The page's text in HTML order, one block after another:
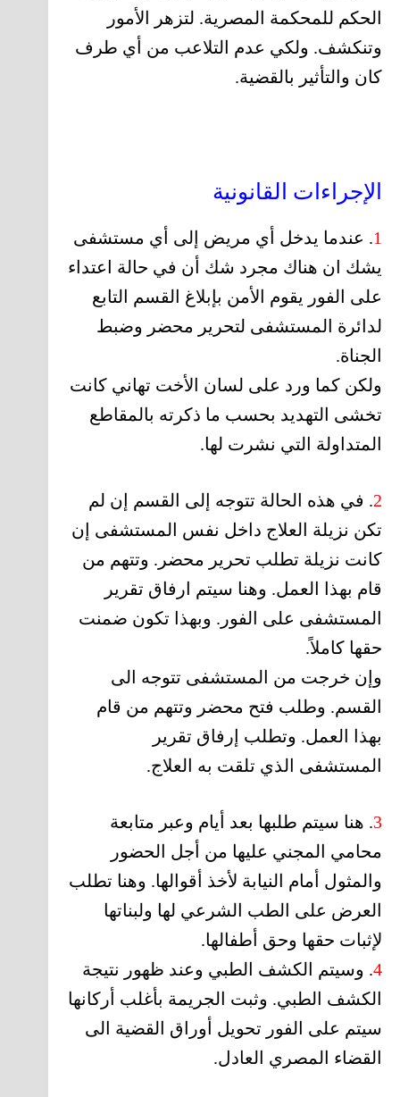
الحكم للمحكمة المصرية. لتزهر الأمور
وتنكشف. ولكي عدم التلاعب من أي طرف
كان والتأثير بالقضية.
الإجراءات القانونية
1. عندما يدخل أي مريض إلى أي مستشفى
يشك ان هناك مجرد شك أن في حالة اعتداء
على الفور يقوم الأمن بإبلاغ القسم التابع
لدائرة المستشفى لتحرير محضر وضبط
الجناة.
ولكن كما ورد على لسان الأخت تهاني كانت
تخشى التهديد بحسب ما ذكرته بالمقاطع
المتداولة التي نشرت لها.
2. في هذه الحالة تتوجه إلى القسم إن لم
تكن نزيلة العلاج داخل نفس المستشفى إن
كانت نزيلة تطلب تحرير محضر. وتتهم من
قام بهذا العمل. وهنا سيتم ارفاق تقرير
المستشفى على الفور. وبهذا تكون ضمنت
حقها كاملاً.
وإن خرجت من المستشفى تتوجه الى
القسم. وطلب فتح محضر وتتهم من قام
بهذا العمل. وتطلب إرفاق تقرير
المستشفى الذي تلقت به العلاج.
3. هنا سيتم طلبها بعد أيام وعبر متابعة
محامي المجني عليها من أجل الحضور
والمثول أمام النيابة لأخذ أقوالها. وهنا تطلب
العرض على الطب الشرعي لها ولبناتها
لإثبات حقها وحق أطفالها.
4. وسيتم الكشف الطبي وعند ظهور نتيجة
الكشف الطبي. وثبت الجريمة بأغلب أركانها
سيتم على الفور تحويل أوراق القضية الى
القضاء المصري العادل.